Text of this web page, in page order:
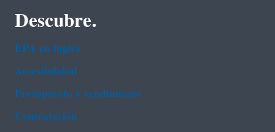
Descubre.
EPA en ingl‌és
Accesibilidad
Presupuesto y rendimiento
Contratación